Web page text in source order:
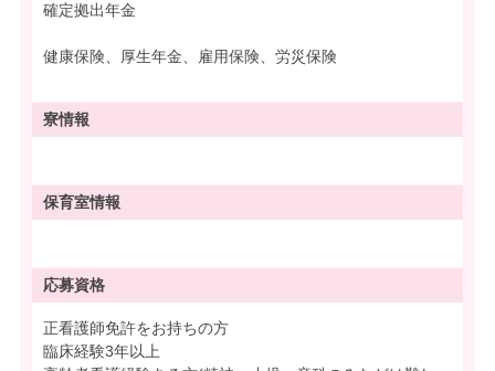
確定拠出年金
健康保険、厚生年金、雇用保険、労災保険
寮情報
保育室情報
応募資格
正看護師免許をお持ちの方
臨床経験3年以上